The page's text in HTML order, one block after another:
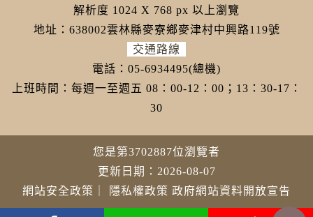
解析度 1024 X 768 px 以上瀏覽
地址：638002雲林縣麥寮鄉麥津村中興路119號
交通路線
電話：05-6934495(總機)
上班時間：每週一至週五 08：00-12：00；13：30-17：
30
您是第3702887位瀏覽者
更新日期：2026-08-07
網站安全政策
隱私權政策 政府網站資料開放宣告